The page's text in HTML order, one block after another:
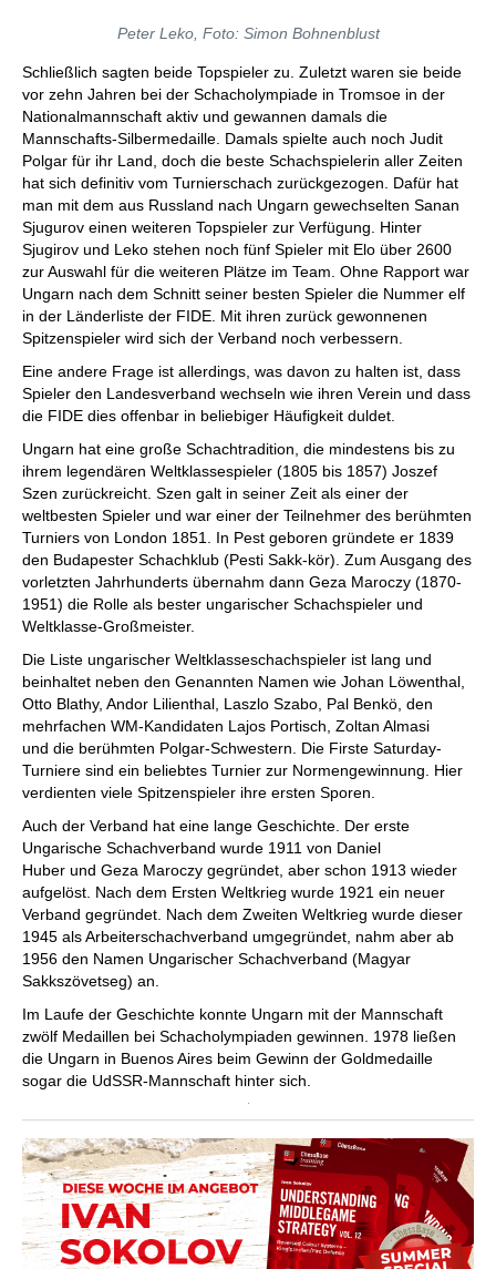
Peter Leko, Foto: Simon Bohnenblust
Schließlich sagten beide Topspieler zu. Zuletzt waren sie beide
vor zehn Jahren bei der Schacholympiade in Tromsoe in der
Nationalmannschaft aktiv und gewannen damals die
Mannschafts-Silbermedaille. Damals spielte auch noch Judit
Polgar für ihr Land, doch die beste Schachspielerin aller Zeiten
hat sich definitiv vom Turnierschach zurückgezogen. Dafür hat
man mit dem aus Russland nach Ungarn gewechselten Sanan
Sjugurov einen weiteren Topspieler zur Verfügung. Hinter
Sjugirov und Leko stehen noch fünf Spieler mit Elo über 2600
zur Auswahl für die weiteren Plätze im Team. Ohne Rapport war
Ungarn nach dem Schnitt seiner besten Spieler die Nummer elf
in der Länderliste der FIDE. Mit ihren zurück gewonnenen
Spitzenspieler wird sich der Verband noch verbessern.
Eine andere Frage ist allerdings, was davon zu halten ist, dass
Spieler den Landesverband wechseln wie ihren Verein und dass
die FIDE dies offenbar in beliebiger Häufigkeit duldet.
Ungarn hat eine große Schachtradition, die mindestens bis zu
ihrem legendären Weltklassespieler (1805 bis 1857) Joszef
Szen zurückreicht. Szen galt in seiner Zeit als einer der
weltbesten Spieler und war einer der Teilnehmer des berühmten
Turniers von London 1851. In Pest geboren gründete er 1839
den Budapester Schachklub (Pesti Sakk-kör). Zum Ausgang des
vorletzten Jahrhunderts übernahm dann Geza Maroczy (1870-
1951) die Rolle als bester ungarischer Schachspieler und
Weltklasse-Großmeister.
Die Liste ungarischer Weltklasseschachspieler ist lang und
beinhaltet neben den Genannten Namen wie Johan Löwenthal,
Otto Blathy, Andor Lilienthal, Laszlo Szabo, Pal Benkö, den
mehrfachen WM-Kandidaten Lajos Portisch, Zoltan Almasi
und die berühmten Polgar-Schwestern. Die Firste Saturday-
Turniere sind ein beliebtes Turnier zur Normengewinnung. Hier
verdienten viele Spitzenspieler ihre ersten Sporen.
Auch der Verband hat eine lange Geschichte. Der erste
Ungarische Schachverband wurde 1911 von Daniel
Huber und Geza Maroczy gegründet, aber schon 1913 wieder
aufgelöst. Nach dem Ersten Weltkrieg wurde 1921 ein neuer
Verband gegründet. Nach dem Zweiten Weltkrieg wurde dieser
1945 als Arbeiterschachverband umgegründet, nahm aber ab
1956 den Namen Ungarischer Schachverband (Magyar
Sakkszövetseg) an.
Im Laufe der Geschichte konnte Ungarn mit der Mannschaft
zwölf Medaillen bei Schacholympiaden gewinnen. 1978 ließen
die Ungarn in Buenos Aires beim Gewinn der Goldmedaille
sogar die UdSSR-Mannschaft hinter sich.